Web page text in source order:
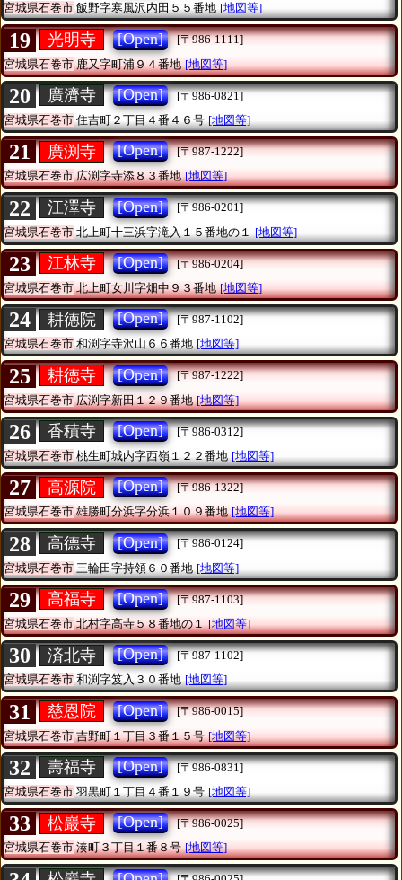
宮城県石巻市飯野字寒風沢内田５５番地 [地図等]
19 光明寺 [Open]
[〒986-1111]
宮城県石巻市鹿又字町浦９４番地 [地図等]
20 廣濟寺 [Open]
[〒986-0821]
宮城県石巻市 住吉町２丁目４番４６号 [地図等]
21 廣渕寺 [Open]
[〒987-1222]
宮城県石巻市広渕字寺添８３番地 [地図等]
22 江澤寺 [Open]
[〒986-0201]
宮城県石巻市 北上町十三浜字滝入１５番地の１ [地図等]
23 江林寺 [Open]
[〒986-0204]
宮城県石巻市北上町女川字畑中９３番地 [地図等]
24 耕徳院 [Open]
[〒987-1102]
宮城県石巻市和渕字寺沢山６６番地 [地図等]
25 耕徳寺 [Open]
[〒987-1222]
宮城県石巻市広渕字新田１２９番地 [地図等]
26 香積寺 [Open]
[〒986-0312]
宮城県石巻市 桃生町城内字西嶺１２２番地 [地図等]
27 高源院 [Open]
[〒986-1322]
宮城県石巻市雄勝町分浜字分浜１０９番地 [地図等]
28 高德寺 [Open]
[〒986-0124]
宮城県石巻市 三輪田字持領６０番地 [地図等]
29 高福寺 [Open]
[〒987-1103]
宮城県石巻市北村字高寺５８番地の１ [地図等]
30 済北寺 [Open]
[〒987-1102]
宮城県石巻市和渕字笈入３０番地 [地図等]
31 慈恩院 [Open]
[〒986-0015]
宮城県石巻市吉野町１丁目３番１５号 [地図等]
32 壽福寺 [Open]
[〒986-0831]
宮城県石巻市 羽黒町１丁目４番１９号 [地図等]
33 松巖寺 [Open]
[〒986-0025]
宮城県石巻市湊町３丁目１番８号 [地図等]